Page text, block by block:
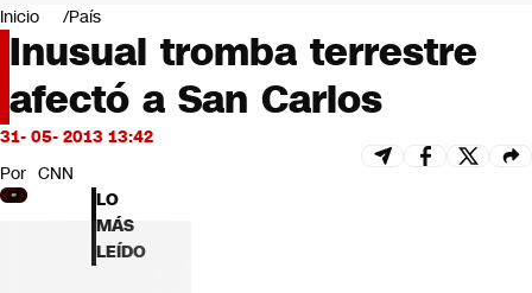
Negocios
Deportes
Programas completos
Cultura
Servicios
Bits
CNN Data
CNN tiempo
Futuro 360
Inicio País
Inusual tromba terrestre
afectó a San Carlos
31- 05- 2013 13:42
Por CNN
LO
MÁS
LEÍDO